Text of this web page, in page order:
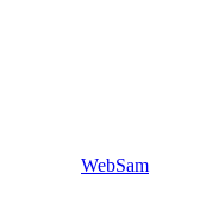
WebSam